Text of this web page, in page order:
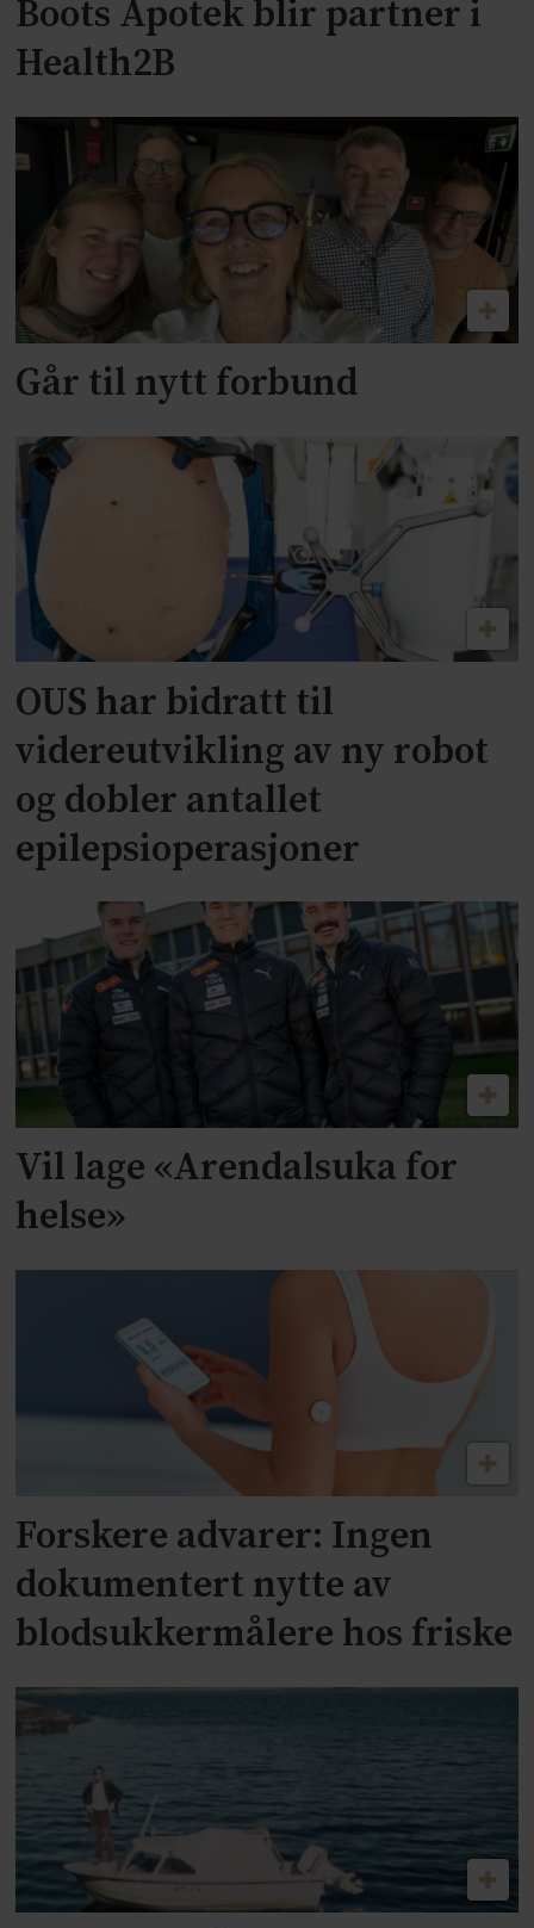
Boots Apotek blir partner i
Health2B
Går til nytt forbund
OUS har bidratt til
videreutvikling av ny robot
og dobler antallet
epilepsioperasjoner
Vil lage «Arendalsuka for
helse»
Forskere advarer: Ingen
dokumentert nytte av
blodsukkermålere hos friske